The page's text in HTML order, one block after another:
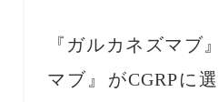
『ガルカネズマブ
マブ』がCGRPに